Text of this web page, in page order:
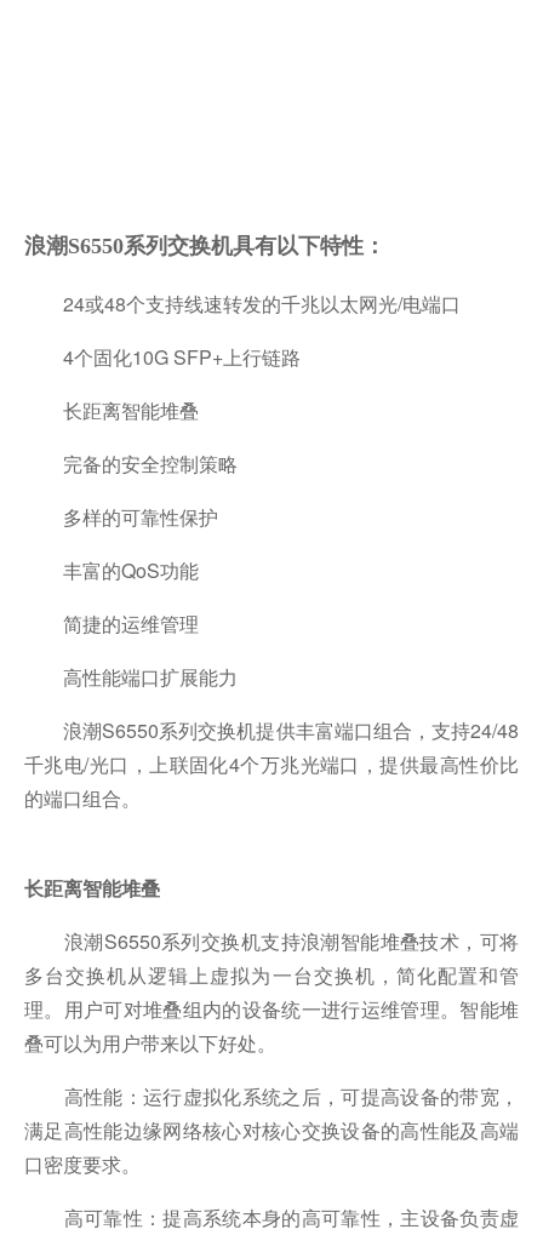
浪潮S6550系列交换机具有以下特性：
24或48个支持线速转发的千兆以太网光/电端口
4个固化10G SFP+上行链路
长距离智能堆叠
完备的安全控制策略
多样的可靠性保护
丰富的QoS功能
简捷的运维管理
高性能端口扩展能力
浪潮S6550系列交换机提供丰富端口组合，支持24/48
千兆电/光口，上联固化4个万兆光端口，提供最高性价比
的端口组合。
长距离智能堆叠
浪潮S6550系列交换机支持浪潮智能堆叠技术，可将
多台交换机从逻辑上虚拟为一台交换机，简化配置和管
理。用户可对堆叠组内的设备统一进行运维管理。智能堆
叠可以为用户带来以下好处。
高性能：运行虚拟化系统之后，可提高设备的带宽，
满足高性能边缘网络核心对核心交换设备的高性能及高端
口密度要求。
高可靠性：提高系统本身的高可靠性，主设备负责虚